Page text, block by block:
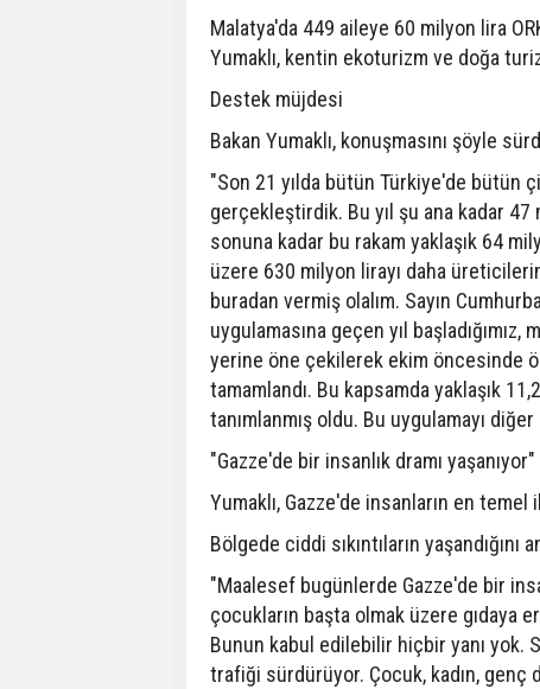
Malatya'da 449 aileye 60 milyon lira
Yumaklı, kentin ekoturizm ve doğa
Destek müjdesi
Bakan Yumaklı, konuşmasını şöyle
"Son 21 yılda bütün Türkiye'de bütün
gerçekleştirdik. Bu yıl şu ana kadar
sonuna kadar bu rakam yaklaşık 64
üzere 630 milyon lirayı daha
buradan vermiş olalım. Sayın
uygulamasına geçen yıl
yerine öne çekilerek ekim öncesinde
tamamlandı. Bu kapsamda yaklaşık
tanımlanmış oldu. Bu uygulamayı
"Gazze'de bir insanlık dramı yaşanıyor"
Yumaklı, Gazze'de insanların en
Bölgede ciddi sıkıntıların yaşandığını
"Maalesef bugünlerde Gazze'de bir
çocukların başta olmak üzere gıdaya
Bunun kabul edilebilir hiçbir yanı yok.
trafiği sürdürüyor. Çocuk, kadın, genç